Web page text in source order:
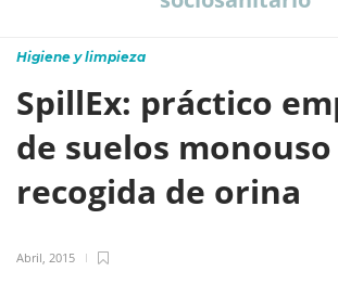
Higiene y limpieza
SpillEx: práctico
de suelos
recogida de orina
Abril, 2015